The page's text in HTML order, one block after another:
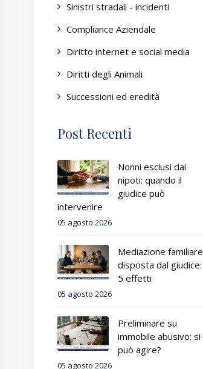
Sinistri stradali - incidenti
Compliance Aziendale
Diritto internet e social media
Diritti degli Animali
Successioni ed eredità
Post Recenti
Nonni esclusi dai
nipoti: quando il
giudice può
intervenire
05 agosto 2026
Mediazione familiare
disposta dal giudice:
5 effetti
05 agosto 2026
Preliminare su
immobile abusivo: si
può agire?
05 agosto 2026